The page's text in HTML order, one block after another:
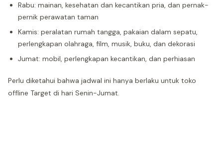
Rabu: mainan, kesehatan dan kecantikan pria, dan pernak-
pernik perawatan taman
Kamis: peralatan rumah tangga, pakaian dalam sepatu,
perlengkapan olahraga, film, musik, buku, dan dekorasi
Jumat: mobil, perlengkapan kecantikan, dan perhiasan
Perlu diketahui bahwa jadwal ini hanya berlaku untuk toko
offline Target di hari Senin-Jumat.